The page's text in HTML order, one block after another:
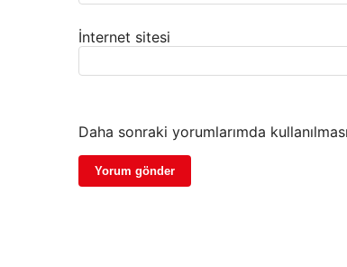
İnternet sitesi
Daha sonraki yorumlarımda